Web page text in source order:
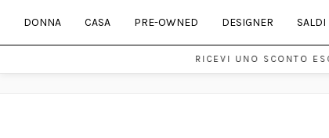
DONNA CASA PRE-OWNED DESIGNER SALDI
RICEVI UNO SCONTO